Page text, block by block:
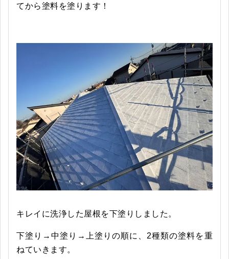
てから塗料を塗ります！
キレイに洗浄した屋根を下塗りしました。
下塗り→中塗り→上塗りの順に、2種類の塗料を重
ねていきます。